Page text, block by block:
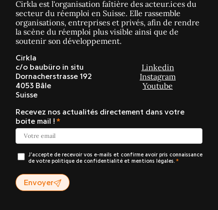
Cirkla est l'organisation faîtière des acteur.ices du
secteur du réemploi en Suisse. Elle rassemble
organisations, entreprises et privés, afin de rendre
la scène du réemploi plus visible ainsi que de
soutenir son développement.
Cirkla
c/o baubüro in situ
Dornacherstrasse 192
4053 Bâle
Suisse
Linkedin
Instagram
Youtube
Recevez nos actualités directement dans votre
boite mail !
J’accepte de recevoir vos e-mails et confirme avoir pris connaissance
de votre politique de confidentialité et mentions légales.
Envoyer